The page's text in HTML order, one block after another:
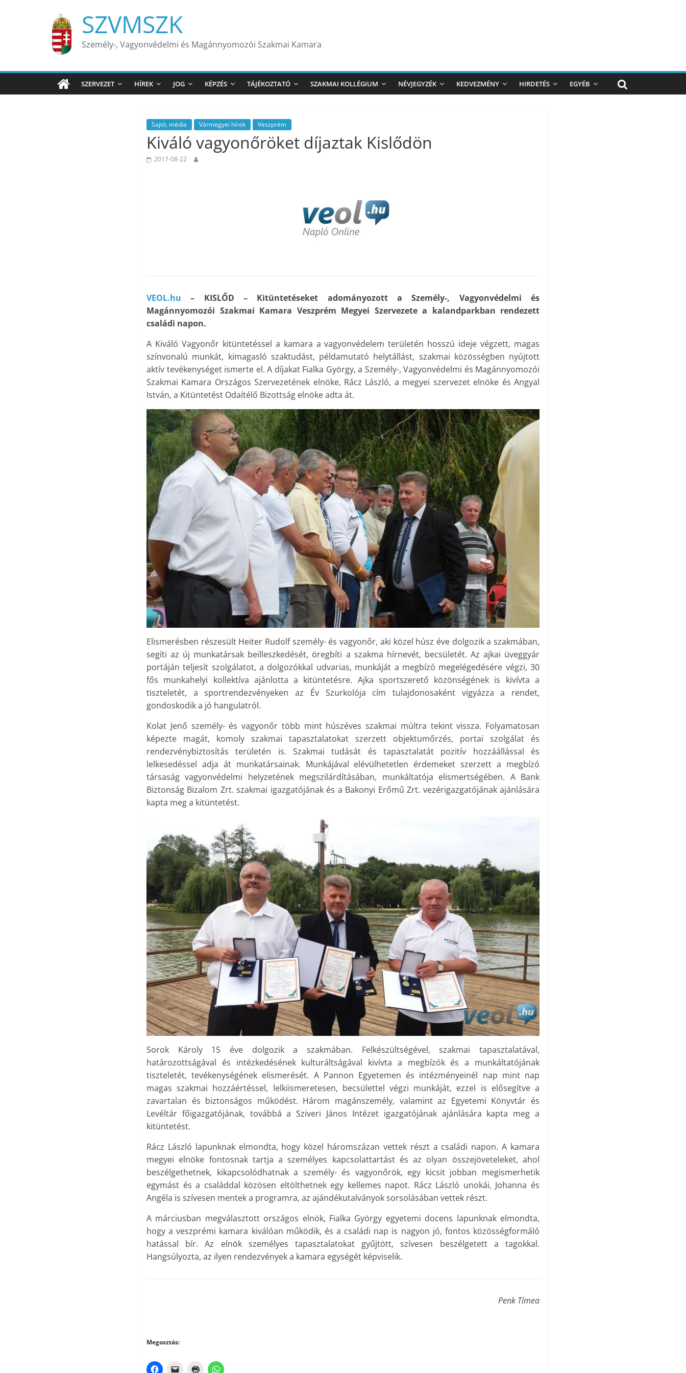
SZVMSZK
Személy-, Vagyonvédelmi és Magánnyomozói Szakmai Kamara
SZERVEZET HÍREK JOG KÉPZÉS TÁJÉKOZTATÓ SZAKMAI KOLLÉGIUM NÉVJEGYZÉK KEDVEZMÉNY HIRDETÉS EGYÉB
Sajtó, média Vármegyei hírek Veszprém
Kiváló vagyonőröket díjaztak Kislődön
2017-08-22
VEOL.hu – KISLŐD – Kitüntetéseket adományozott a Személy-, Vagyonvédelmi és
Magánnyomozói Szakmai Kamara Veszprém Megyei Szervezete a kalandparkban rendezett
családi napon.
A Kiváló Vagyonőr kitüntetéssel a kamara a vagyonvédelem területén hosszú ideje végzett, magas
színvonalú munkát, kimagasló szaktudást, példamutató helytállást, szakmai közösségben nyújtott
aktív tevékenységet ismerte el. A díjakat Fialka György, a Személy-, Vagyonvédelmi és Magánnyomozói
Szakmai Kamara Országos Szervezetének elnöke, Rácz László, a megyei szervezet elnöke és Angyal
István, a Kitüntetést Odaítélő Bizottság elnöke adta át.
Elismerésben részesült Heiter Rudolf személy- és vagyonőr, aki közel húsz éve dolgozik a szakmában,
segíti az új munkatársak beilleszkedését, öregbíti a szakma hírnevét, becsületét. Az ajkai üveggyár
portáján teljesít szolgálatot, a dolgozókkal udvarias, munkáját a megbízó megelégedésére végzi, 30
fős munkahelyi kollektíva ajánlotta a kitüntetésre. Ajka sportszerető közönségének is kivívta a
tiszteletét, a sportrendezvényeken az Év Szurkolója cím tulajdonosaként vigyázza a rendet,
gondoskodik a jó hangulatról.
Kolat Jenő személy- és vagyonőr több mint húszéves szakmai múltra tekint vissza. Folyamatosan
képezte magát, komoly szakmai tapasztalatokat szerzett objektumőrzés, portai szolgálat és
rendezvénybiztosítás területén is. Szakmai tudását és tapasztalatát pozitív hozzáállással és
lelkesedéssel adja át munkatársainak. Munkájával elévülhetetlen érdemeket szerzett a megbízó
társaság vagyonvédelmi helyzetének megszilárdításában, munkáltatója elismertségében. A Bank
Biztonság Bizalom Zrt. szakmai igazgatójának és a Bakonyi Erőmű Zrt. vezérigazgatójának ajánlására
kapta meg a kitüntetést.
Sorok Károly 15 éve dolgozik a szakmában. Felkészültségével, szakmai tapasztalatával,
határozottságával és intézkedésének kulturáltságával kivívta a megbízók és a munkáltatójának
tiszteletét, tevékenységének elismerését. A Pannon Egyetemen és intézményeinél nap mint nap
magas szakmai hozzáértéssel, lelkiismeretesen, becsülettel végzi munkáját, ezzel is elősegítve a
zavartalan és biztonságos működést. Három magánszemély, valamint az Egyetemi Könyvtár és
Levéltár főigazgatójának, továbbá a Sziveri János Intézet igazgatójának ajánlására kapta meg a
kitüntetést.
Rácz László lapunknak elmondta, hogy közel háromszázan vettek részt a családi napon. A kamara
megyei elnöke fontosnak tartja a személyes kapcsolattartást és az olyan összejöveteleket, ahol
beszélgethetnek, kikapcsolódhatnak a személy- és vagyonőrök, egy kicsit jobban megismerhetik
egymást és a családdal közösen eltölthetnek egy kellemes napot. Rácz László unokái, Johanna és
Angéla is szívesen mentek a programra, az ajándékutalványok sorsolásában vettek részt.
A márciusban megválasztott országos elnök, Fialka György egyetemi docens lapunknak elmondta,
hogy a veszprémi kamara kiválóan működik, és a családi nap is nagyon jó, fontos közösségformáló
hatással bír. Az elnök személyes tapasztalatokat gyűjtött, szívesen beszélgetett a tagokkal.
Hangsúlyozta, az ilyen rendezvények a kamara egységét képviselik.
Penk Tímea
Megosztás: